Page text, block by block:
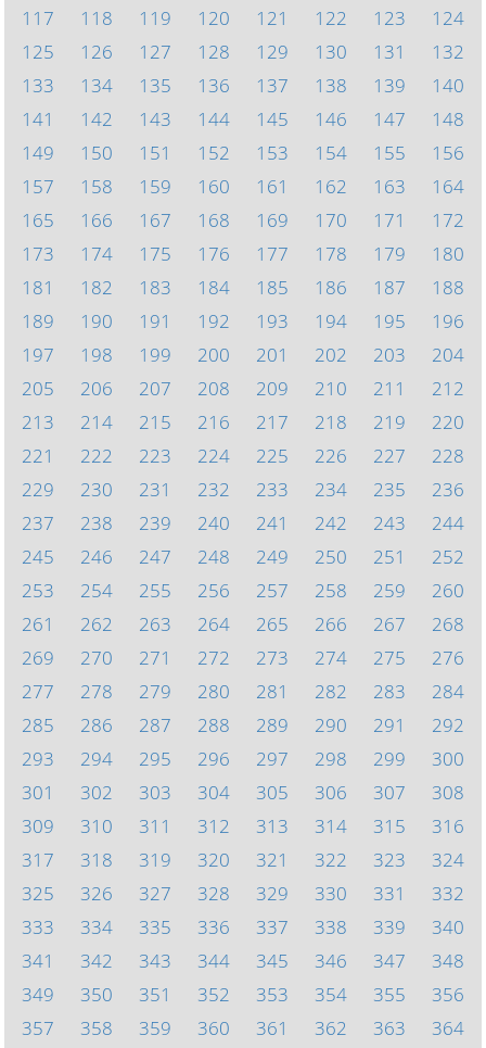
117
118 119 120 121 122 123
124
125
126 127 128 129 130 131
132
133
134 135 136 137 138 139
140
141
142 143 144 145 146 147
148
149
150 151 152 153 154 155
156
157
158 159 160 161 162 163
164
165
166 167 168 169 170 171
172
173
174 175 176 177 178 179
180
181
182 183 184 185 186 187
188
189
190 191 192 193 194 195
196
197
198 199 200 201 202 203
204
205
206 207 208 209 210 211
212
213
214 215 216 217 218 219
220
221
222 223 224 225 226 227
228
229
230 231 232 233 234 235
236
237
238 239 240 241 242 243
244
245
246 247 248 249 250 251
252
253
254 255 256 257 258 259
260
261
262 263 264 265 266 267
268
269
270 271 272 273 274 275
276
277
278 279 280 281 282 283
284
285
286 287 288 289 290 291
292
293
294 295 296 297 298 299
300
301
302 303 304 305 306 307
308
309
310 311 312 313 314 315
316
317
318 319 320 321 322 323
324
325
326 327 328 329 330 331
332
333
334 335 336 337 338 339
340
341
342 343 344 345 346 347
348
349
350 351 352 353 354 355
356
357
358 359 360 361 362 363 364